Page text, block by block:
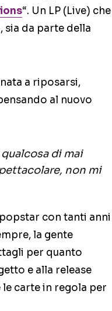
“. Un LP (Live) che
sia da parte della
a riposarsi,
al nuovo
di mai
non mi
con tanti anni
la gente
per quanto
e alla release
carte in regola per